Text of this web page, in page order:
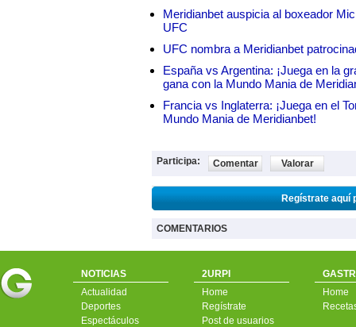
Meridianbet auspicia al boxeador
UFC
UFC nombra a Meridianbet
España vs Argentina: ¡Juega en la
gana con la Mundo Mania de
Francia vs Inglaterra: ¡Juega en el
Mundo Mania de Meridianbet!
Participa: Comentar Valorar
Regístrate aquí
COMENTARIOS
NOTICIAS
Actualidad
Deportes
Espectáculos
2URPI
Home
Regístrate
Post de usuarios
Home